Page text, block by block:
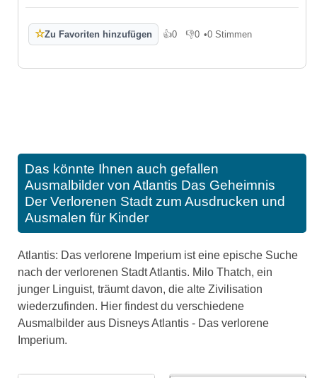
☆Zu Favoriten hinzufügen 👍0
Gefällt mir
👎0
Gefällt mir nicht
•0 Stimmen
Das könnte Ihnen auch gefallen
Ausmalbilder von Atlantis Das Geheimnis
Der Verlorenen Stadt zum Ausdrucken und
Ausmalen für Kinder
Atlantis: Das verlorene Imperium ist eine epische Suche
nach der verlorenen Stadt Atlantis. Milo Thatch, ein
junger Linguist, träumt davon, die alte Zivilisation
wiederzufinden. Hier findest du verschiedene
Ausmalbilder aus Disneys Atlantis - Das verlorene
Imperium.